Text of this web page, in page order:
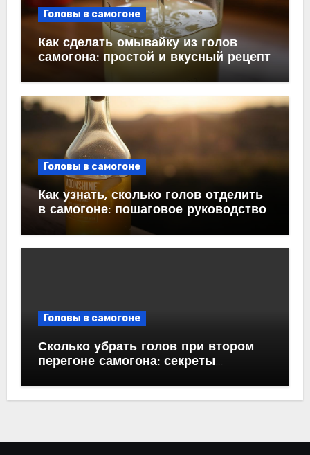
Головы в самогоне
Как сделать омывайку из голов
самогона: простой и вкусный рецепт
Головы в самогоне
Как узнать, сколько голов отделить
в самогоне: пошаговое руководство
Головы в самогоне
Сколько убрать голов при втором
перегоне самогона: секреты